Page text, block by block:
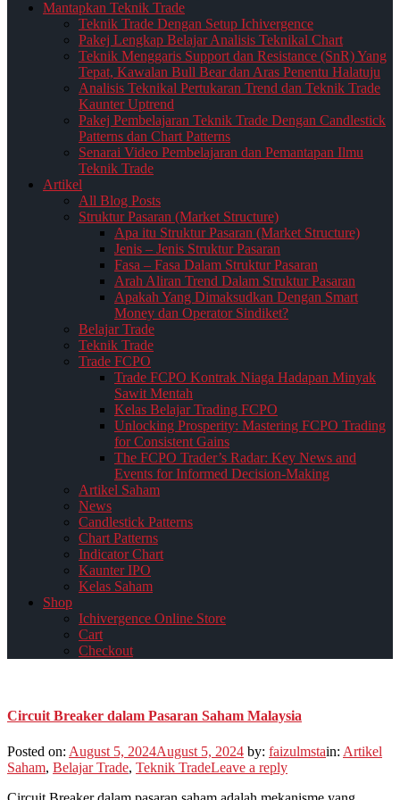
Mantapkan Teknik Trade
Teknik Trade Dengan Setup Ichivergence
Pakej Lengkap Belajar Analisis Teknikal Chart
Teknik Menggaris Support dan Resistance (SnR) Yang
Tepat, Kawalan Bull Bear dan Aras Penentu Halatuju
Analisis Teknikal Pertukaran Trend dan Teknik Trade
Kaunter Uptrend
Pakej Pembelajaran Teknik Trade Dengan Candlestick
Patterns dan Chart Patterns
Senarai Video Pembelajaran dan Pemantapan Ilmu
Teknik Trade
Artikel
All Blog Posts
Struktur Pasaran (Market Structure)
Apa itu Struktur Pasaran (Market Structure)
Jenis – Jenis Struktur Pasaran
Fasa – Fasa Dalam Struktur Pasaran
Arah Aliran Trend Dalam Struktur Pasaran
Apakah Yang Dimaksudkan Dengan Smart
Money dan Operator Sindiket?
Belajar Trade
Teknik Trade
Trade FCPO
Trade FCPO Kontrak Niaga Hadapan Minyak
Sawit Mentah
Kelas Belajar Trading FCPO
Unlocking Prosperity: Mastering FCPO Trading
for Consistent Gains
The FCPO Trader’s Radar: Key News and
Events for Informed Decision-Making
Artikel Saham
News
Candlestick Patterns
Chart Patterns
Indicator Chart
Kaunter IPO
Kelas Saham
Shop
Ichivergence Online Store
Cart
Checkout
Circuit Breaker dalam Pasaran Saham Malaysia
Posted on: August 5, 2024August 5, 2024 by: faizulmstain: Artikel
Saham, Belajar Trade, Teknik TradeLeave a reply